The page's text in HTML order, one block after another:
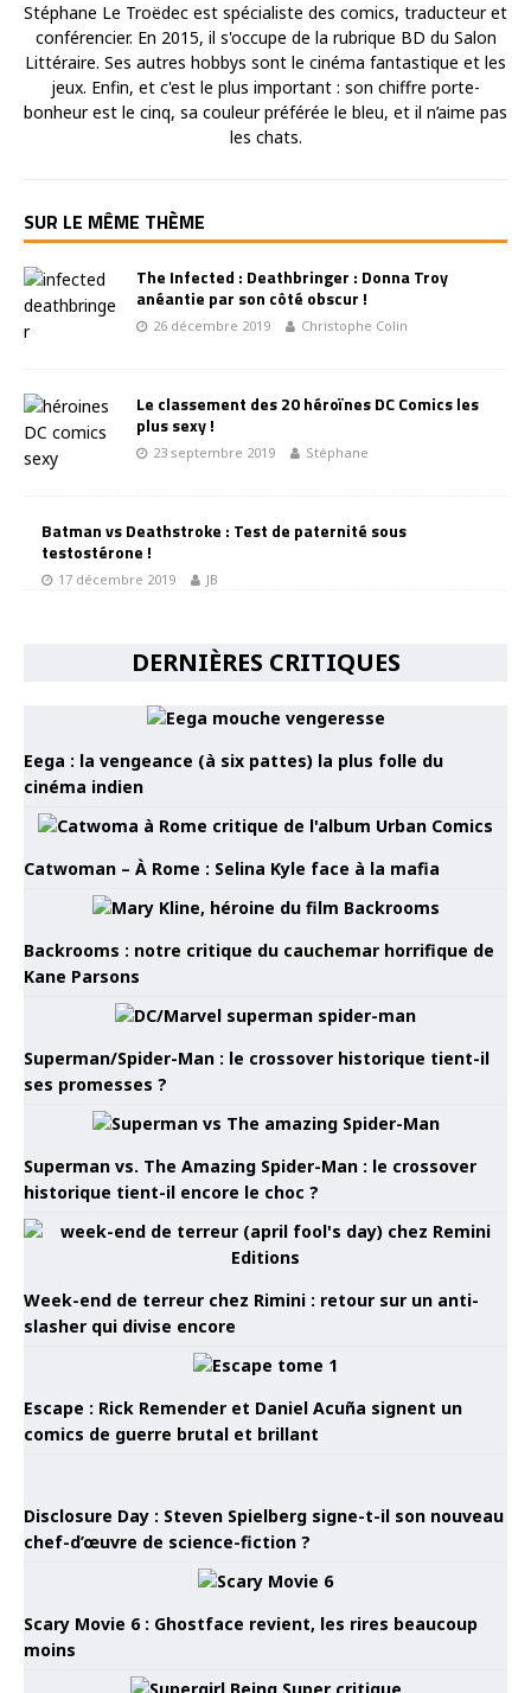
Stéphane Le Troëdec est spécialiste des comics, traducteur et
conférencier. En 2015, il s'occupe de la rubrique BD du Salon
Littéraire. Ses autres hobbys sont le cinéma fantastique et les
jeux. Enfin, et c'est le plus important : son chiffre porte-
bonheur est le cinq, sa couleur préférée le bleu, et il n’aime pas
les chats.
SUR LE MÊME THÈME
The Infected : Deathbringer : Donna Troy
anéantie par son côté obscur !
26 décembre 2019 Christophe Colin
Le classement des 20 héroïnes DC Comics les
plus sexy !
23 septembre 2019 Stéphane
Batman vs Deathstroke : Test de paternité sous
testostérone !
17 décembre 2019 JB
DERNIÈRES CRITIQUES
Eega : la vengeance (à six pattes) la plus folle du
cinéma indien
Catwoman – À Rome : Selina Kyle face à la mafia
Backrooms : notre critique du cauchemar horrifique de
Kane Parsons
Superman/Spider-Man : le crossover historique tient-il
ses promesses ?
Superman vs. The Amazing Spider-Man : le crossover
historique tient-il encore le choc ?
Week-end de terreur chez Rimini : retour sur un anti-
slasher qui divise encore
Escape : Rick Remender et Daniel Acuña signent un
comics de guerre brutal et brillant
Disclosure Day : Steven Spielberg signe-t-il son nouveau
chef-d’œuvre de science-fiction ?
Scary Movie 6 : Ghostface revient, les rires beaucoup
moins